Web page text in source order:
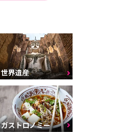
世界遺産
ガストロノミー